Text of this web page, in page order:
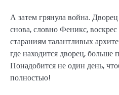
А затем грянула война.
снова, словно Феникс,
стараниям талантливых
где находится дворец, больше
Понадобится не один день,
полностью!